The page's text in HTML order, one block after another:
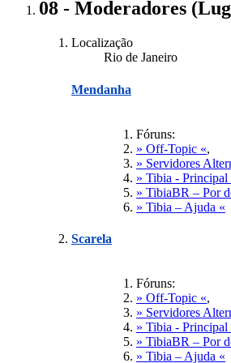
08 - Moderadores
Localização
Rio de Janeiro
Mendanha
Fóruns:
» Off-Topic «,
» Servidores
» Tibia - Principal
» TibiaBR – Por
» Tibia – Ajuda «
Scarela
Fóruns:
» Off-Topic «,
» Servidores
» Tibia - Principal
» TibiaBR – Por
» Tibia – Ajuda «